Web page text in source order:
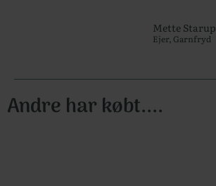
Mette Starup
Ejer, Garnfryd
Andre har købt....